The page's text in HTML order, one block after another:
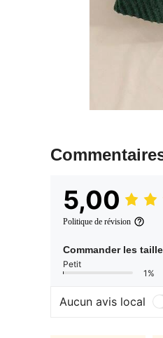
5,00
Politique de révision
Commander les
Petit
1%
Aucun avis local